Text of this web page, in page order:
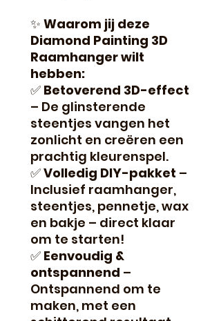
✨ Waarom jij deze
Diamond Painting 3D
Raamhanger wilt
hebben:
✅ Betoverend 3D-effect
– De glinsterende
steentjes vangen het
zonlicht en creëren een
prachtig kleurenspel.
✅Volledig DIY-pakket –
Inclusief raamhanger,
steentjes, pennetje, wax
en bakje – direct klaar
om te starten!
✅ Eenvoudig &
ontspannend –
Ontspannend om te
maken, met een